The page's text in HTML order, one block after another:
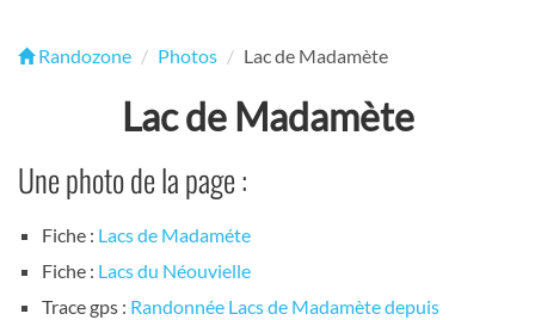
Randozone Photos Lac de Madamète
Lac de Madamète
Une photo de la page :
Fiche : Lacs de Madaméte
Fiche : Lacs du Néouvielle
Trace gps : Randonnée Lacs de Madamète depuis